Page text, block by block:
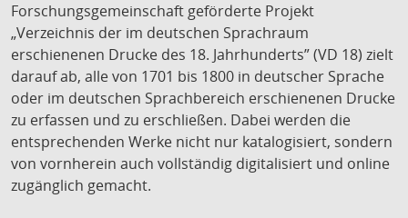
Forschungsgemeinschaft geförderte Projekt
„Verzeichnis der im deutschen Sprachraum
erschienenen Drucke des 18. Jahrhunderts” (VD 18) zielt
darauf ab, alle von 1701 bis 1800 in deutscher Sprache
oder im deutschen Sprachbereich erschienenen Drucke
zu erfassen und zu erschließen. Dabei werden die
entsprechenden Werke nicht nur katalogisiert, sondern
von vornherein auch vollständig digitalisiert und online
zugänglich gemacht.